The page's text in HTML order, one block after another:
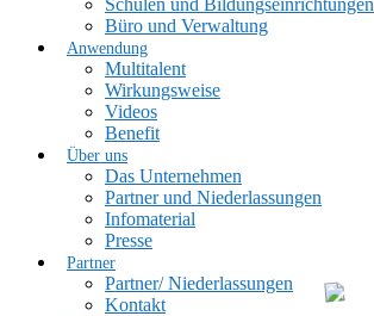
Schulen und Bildungseinrichtungen
Büro und Verwaltung
Anwendung
Multitalent
Wirkungsweise
Videos
Benefit
Über uns
Das Unternehmen
Partner und Niederlassungen
Infomaterial
Presse
Partner
Partner/ Niederlassungen
Kontakt